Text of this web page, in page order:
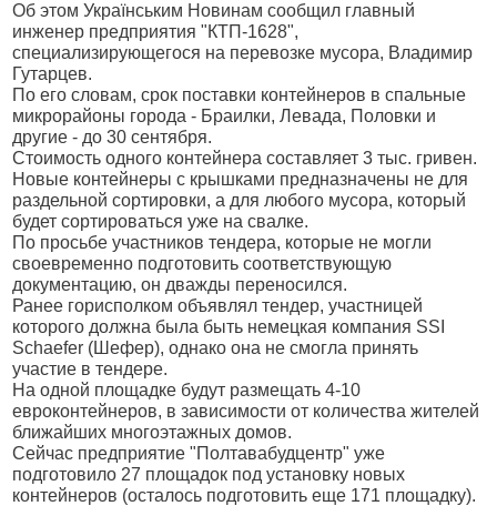
Об этом Українським Новинам сообщил главный
инженер предприятия "КТП-1628",
специализирующегося на перевозке мусора, Владимир
Гутарцев.
По его словам, срок поставки контейнеров в спальные
микрорайоны города - Браилки, Левада, Половки и
другие - до 30 сентября.
Стоимость одного контейнера составляет 3 тыс. гривен.
Новые контейнеры с крышками предназначены не для
раздельной сортировки, а для любого мусора, который
будет сортироваться уже на свалке.
По просьбе участников тендера, которые не могли
своевременно подготовить соответствующую
документацию, он дважды переносился.
Ранее горисполком объявлял тендер, участницей
которого должна была быть немецкая компания SSI
Schaefer (Шефер), однако она не смогла принять
участие в тендере.
На одной площадке будут размещать 4-10
евроконтейнеров, в зависимости от количества жителей
ближайших многоэтажных домов.
Сейчас предприятие "Полтавабудцентр" уже
подготовило 27 площадок под установку новых
контейнеров (осталось подготовить еще 171 площадку).